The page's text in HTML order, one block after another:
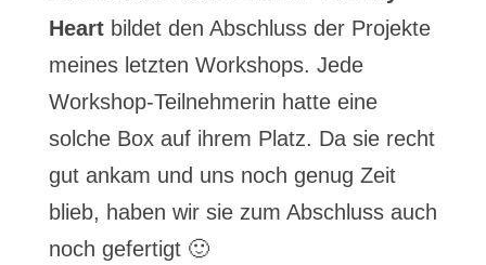
Heartbildet den Abschluss der Projekte
meines letzten Workshops. Jede
Workshop-Teilnehmerin hatte eine
solche Box auf ihrem Platz. Da sie recht
gut ankam und uns noch genug Zeit
blieb, haben wir sie zum Abschluss auch
noch gefertigt 🙂